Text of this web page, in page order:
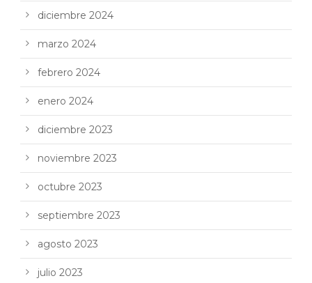
diciembre 2024
marzo 2024
febrero 2024
enero 2024
diciembre 2023
noviembre 2023
octubre 2023
septiembre 2023
agosto 2023
julio 2023